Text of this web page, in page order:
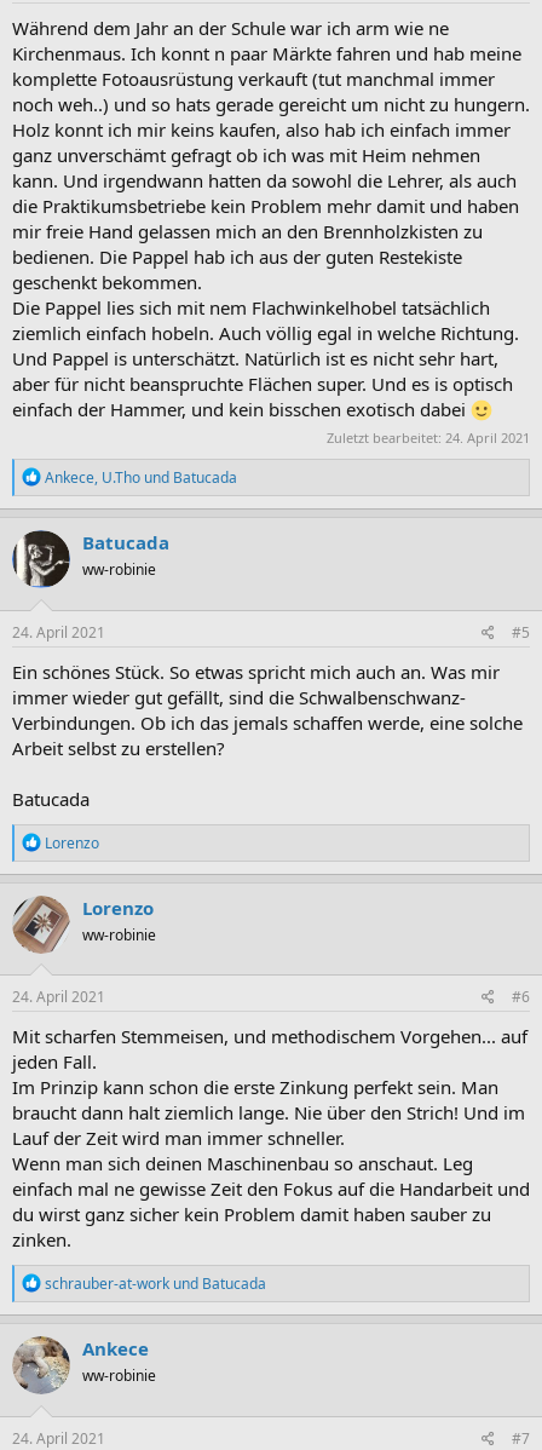
:
Während dem Jahr an der Schule war ich arm wie ne
Kirchenmaus. Ich konnt n paar Märkte fahren und hab meine
komplette Fotoausrüstung verkauft (tut manchmal immer
noch weh..) und so hats gerade gereicht um nicht zu hungern.
Holz konnt ich mir keins kaufen, also hab ich einfach immer
ganz unverschämt gefragt ob ich was mit Heim nehmen
kann. Und irgendwann hatten da sowohl die Lehrer, als auch
die Praktikumsbetriebe kein Problem mehr damit und haben
mir freie Hand gelassen mich an den Brennholzkisten zu
bedienen. Die Pappel hab ich aus der guten Restekiste
geschenkt bekommen.
Die Pappel lies sich mit nem Flachwinkelhobel tatsächlich
ziemlich einfach hobeln. Auch völlig egal in welche Richtung.
Und Pappel is unterschätzt. Natürlich ist es nicht sehr hart,
aber für nicht beanspruchte Flächen super. Und es is optisch
einfach der Hammer, und kein bisschen exotisch dabei
Zuletzt bearbeitet: 24. April 2021
R
e
a
k
t
i
o
n
e
:
Ankece, U.Tho und Batucada
Batucada
ww-robinie
24. April 2021 #5
Ein schönes Stück. So etwas spricht mich auch an. Was mir
immer wieder gut gefällt, sind die Schwalbenschwanz-
Verbindungen. Ob ich das jemals schaffen werde, eine solche
Arbeit selbst zu erstellen?
Batucada
R
e
a
k
t
i
o
n
e
:
Lorenzo
Lorenzo
ww-robinie
24. April 2021 #6
Mit scharfen Stemmeisen, und methodischem Vorgehen... auf
jeden Fall.
Im Prinzip kann schon die erste Zinkung perfekt sein. Man
braucht dann halt ziemlich lange. Nie über den Strich! Und im
Lauf der Zeit wird man immer schneller.
Wenn man sich deinen Maschinenbau so anschaut. Leg
einfach mal ne gewisse Zeit den Fokus auf die Handarbeit und
du wirst ganz sicher kein Problem damit haben sauber zu
zinken.
R
e
a
k
t
i
o
n
e
schrauber-at-work und Batucada
Ankece
ww-robinie
24. April 2021 #7